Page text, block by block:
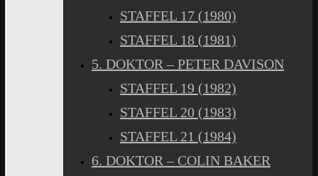
STAFFEL 17 (1980)
STAFFEL 18 (1981)
5. DOKTOR – PETER DAVISON
STAFFEL 19 (1982)
STAFFEL 20 (1983)
STAFFEL 21 (1984)
6. DOKTOR – COLIN BAKER